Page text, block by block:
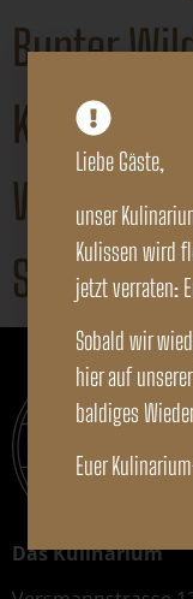
Bunter
Kürbisrisotto
Wildragout
Das Kulinarium
Liebe Gäste,
unser
Kulissen wird
jetzt verraten:
Sobald wir
hier auf
baldiges
Euer